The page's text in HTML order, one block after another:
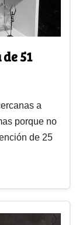
51
a
porque no
de 25